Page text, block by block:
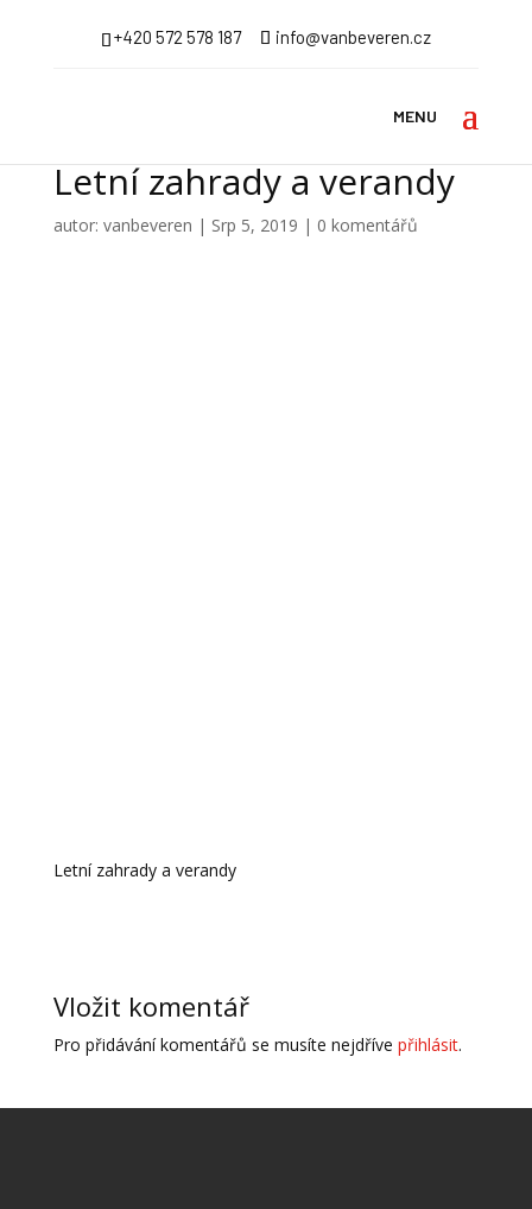
+420 572 578 187 info@vanbeveren.cz
Letní zahrady a verandy
autor: vanbeveren | Srp 5, 2019 | 0 komentářů
Letní zahrady a verandy
Vložit komentář
Pro přidávání komentářů se musíte nejdříve přihlásit.